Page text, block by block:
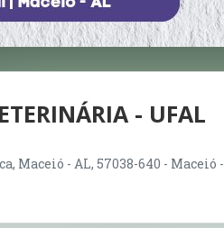
- UFAL
Maceió - AL, 57038-640 - Maceió -